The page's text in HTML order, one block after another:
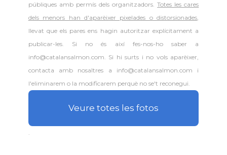
públiques amb permís dels organitzadors.Totes les cares
dels menors han d'aparèixer pixelades o distorsionades,
llevat que els pares ens hagin autoritzar explícitament a
publicar-les. Si no és així fes-nos-ho saber a
info@catalansalmon.com. Si hi surts i no vols aparèixer,
contacta amb nosaltres a info@catalansalmon.com i
l'eliminarem o la modificarem perquè no se't reconegui.
Veure totes les fotos